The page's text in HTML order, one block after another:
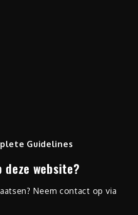
Guidelines
website?
Neem contact op via